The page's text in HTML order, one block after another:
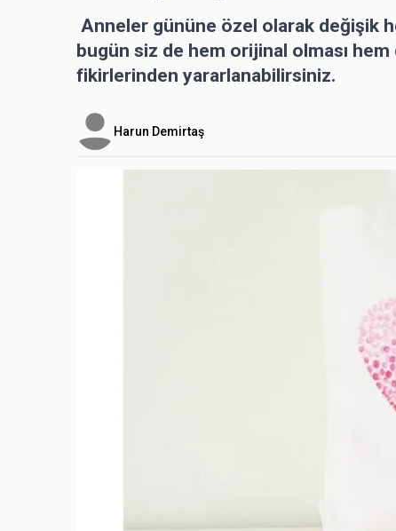
Anneler gününe özel olarak değişik
bugün siz de hem orijinal olması hem
fikirlerinden yararlanabilirsiniz.
Harun Demirtaş